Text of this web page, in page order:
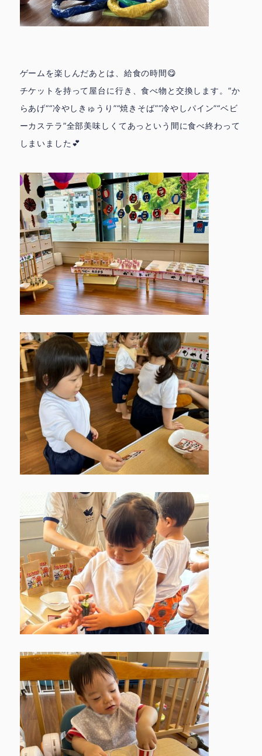
ゲームを楽しんだあとは、給食の時間😋
チケットを持って屋台に行き、食べ物と交換します。“か
らあげ““冷やしきゅうり”“焼きそば”“冷やしパイン”“ベビ
ーカステラ”全部美味しくてあっという間に食べ終わって
しまいました💕
鳩の子保育園の特色
▶
園での生活 ▶
ときわ園アクセス ▶ みずほ園アクセス ▶
城北園アクセス ▶
トップページ